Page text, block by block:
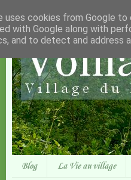
Blog La Vie au village
uses cookies from Google to
with Google along with
and to detect and address